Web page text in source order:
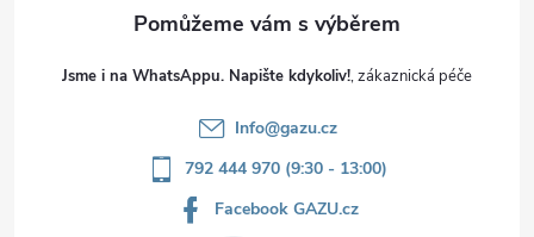
Jsme i na WhatsAppu. Napište kdykoliv!
Info@gazu.cz
792 444 970 (9:30 - 13:00)
Facebook GAZU.cz